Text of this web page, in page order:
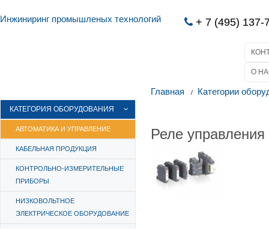
Инжиниринг промышленых технологий + 7 (495) 137-
О
КАТЕГОРИЯ ОБОРУДОВАНИЯ
АВТОМАТИКА И УПРАВЛЕНИЕ
КАБЕЛЬНАЯ ПРОДУКЦИЯ
КОНТРОЛЬНО-ИЗМЕРИТЕЛЬНЫЕ
ПРИБОРЫ
НИЗКОВОЛЬТНОЕ
ЭЛЕКТРИЧЕСКОЕ ОБОРУДОВАНИЕ
Главная Категории
Реле